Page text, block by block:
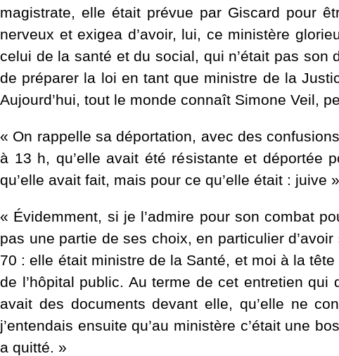
magistrate, elle était prévue par Giscard pour
nerveux et exigea d’avoir, lui, ce ministère
celui de la santé et du social, qui n’était pas son
de préparer la loi en tant que ministre de la
Aujourd’hui, tout le monde connaît Simone Veil,
« On rappelle sa déportation, avec des
à 13 h, qu’elle avait été résistante et déportée
qu’elle avait fait, mais pour ce qu’elle était : juive
« Évidemment, si je l’admire pour son combat
pas une partie de ses choix, en particulier
70 : elle était ministre de la Santé, et moi à la
de l’hôpital public. Au terme de cet entretien
avait des documents devant elle, qu’elle ne
j’entendais ensuite qu’au ministère c’était une
a quitté. »